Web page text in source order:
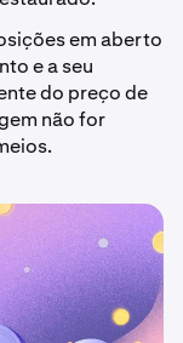
em aberto
e a seu
do preço de
não for